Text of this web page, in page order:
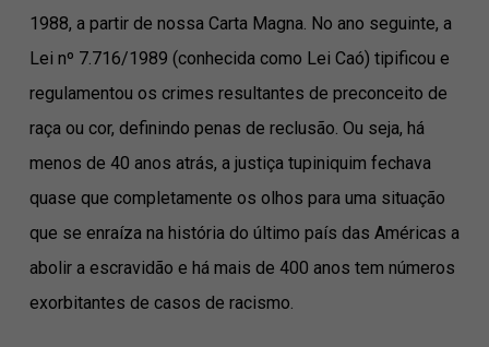
1988, a partir de nossa Carta Magna. No ano seguinte, a
Lei nº 7.716/1989 (conhecida como Lei Caó) tipificou e
regulamentou os crimes resultantes de preconceito de
raça ou cor, definindo penas de reclusão. Ou seja, há
menos de 40 anos atrás, a justiça tupiniquim fechava
quase que completamente os olhos para uma situação
que se enraíza na história do último país das Américas a
abolir a escravidão e há mais de 400 anos tem números
exorbitantes de casos de racismo.